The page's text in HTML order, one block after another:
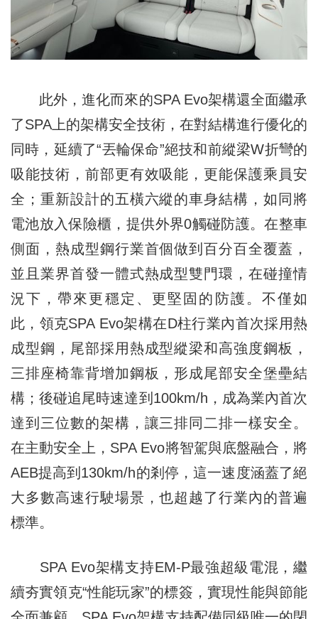
此外，進化而來的SPA Evo架構還全面繼承
了SPA上的架構安全技術，在對結構進行優化的
同時，延續了“丟輪保命”絕技和前縱梁W折彎的
吸能技術，前部更有效吸能，更能保護乘員安
全；重新設計的五橫六縱的車身結構，如同將
電池放入保險櫃，提供外界0觸碰防護。在整車
側面，熱成型鋼行業首個做到百分百全覆蓋，
並且業界首發一體式熱成型雙門環，在碰撞情
況下，帶來更穩定、更堅固的防護。不僅如
此，領克SPA Evo架構在D柱行業內首次採用熱
成型鋼，尾部採用熱成型縱梁和高強度鋼板，
三排座椅靠背增加鋼板，形成尾部安全堡壘結
構；後碰追尾時速達到100km/h，成為業內首次
達到三位數的架構，讓三排同二排一樣安全。
在主動安全上，SPA Evo將智駕與底盤融合，將
AEB提高到130km/h的剎停，這一速度涵蓋了絕
大多數高速行駛場景，也超越了行業內的普遍
標準。
SPA Evo架構支持EM-P最強超級電混，繼
續夯實領克“性能玩家”的標簽，實現性能與節能